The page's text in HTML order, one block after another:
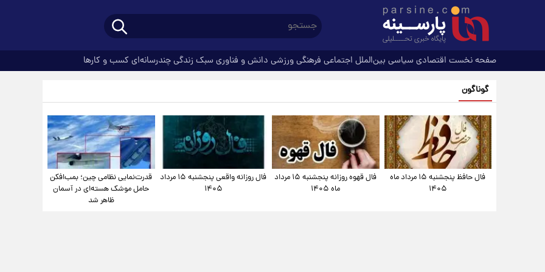
صفحه نخست اقتصادی سیاسی بین‌الملل اجتماعی فرهنگیورزشی دانش و فناوری سبک زندگیچندرسانه‌ای کسب و کارها
گوناگون
فال حافظ پنجشنبه ۱۵ مرداد ماه
۱۴۰۵
فال قهوه روزانه پنجشنبه ۱۵ مرداد
ماه ۱۴۰۵
فال روزانه واقعی پنجشنبه ۱۵ مرداد
۱۴۰۵
قدرت‌نمایی نظامی چین؛ بمب‌افکن
حامل موشک هسته‌ای در آسمان
ظاهر شد